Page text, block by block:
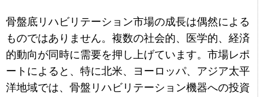
骨盤底リハビリテーション市場の成長は偶然による
ものではありません。複数の社会的、医学的、経済
的動向が同時に需要を押し上げています。市場レポ
ートによると、特に北米、ヨーロッパ、アジア太平
洋地域では、骨盤リハビリテーション機器への投資